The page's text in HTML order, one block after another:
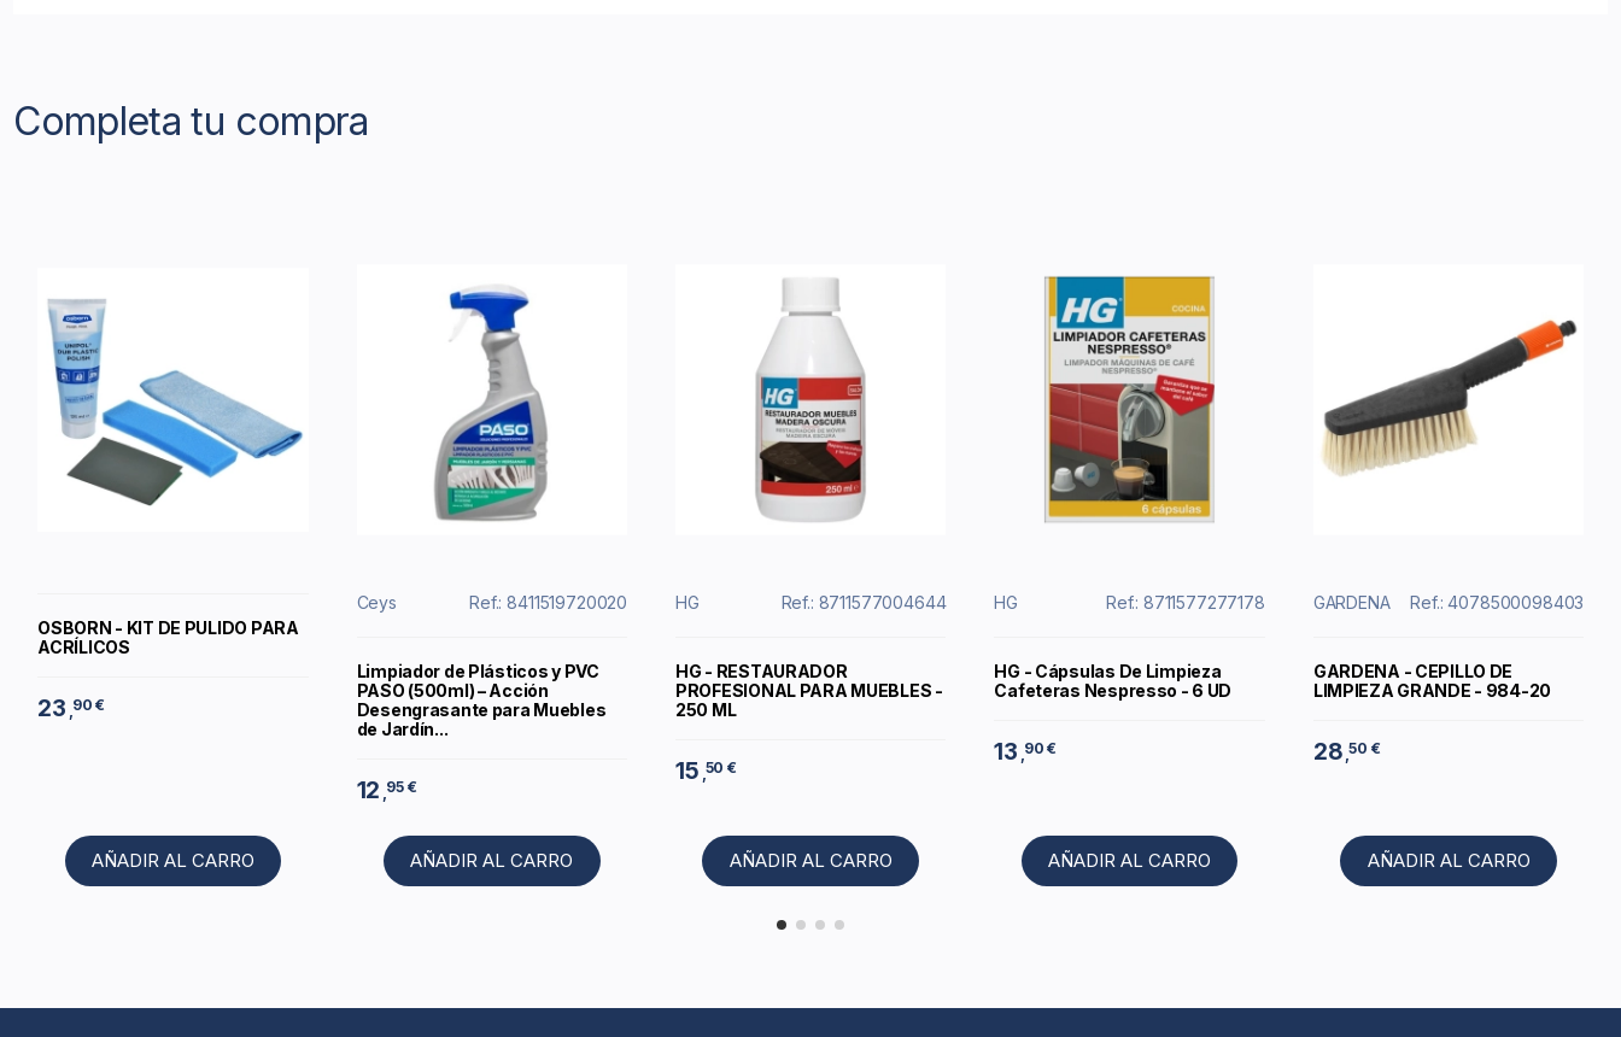
Completa tu compra
OSBORN - KIT DE PULIDO PARA
ACRÍLICOS
23 90 €
AÑADIR AL CARRO
Ceys Ref.: 8411519720020
Limpiador de Plásticos y PVC
PASO (500ml) – Acción
Desengrasante para Muebles
de Jardín...
12 ,95 €
AÑADIR AL CARRO
HG Ref.: 8711577004644
HG - RESTAURADOR
PROFESIONAL PARA MUEBLES -
250 ML
15 ,50 €
AÑADIR AL CARRO
HG Ref.: 8711577277178
HG - Cápsulas De Limpieza
Cafeteras Nespresso - 6 UD
13 90 €
AÑADIR AL CARRO
GARDENA Ref.: 4078500098403
GARDENA - CEPILLO DE
LIMPIEZA GRANDE - 984-20
28 ,50 €
AÑADIR AL CARRO